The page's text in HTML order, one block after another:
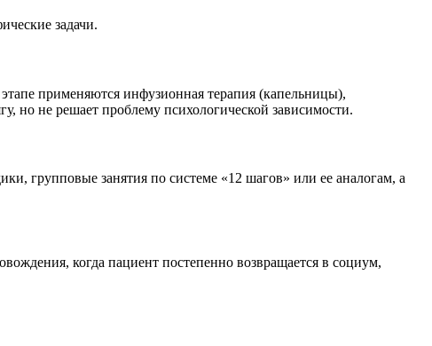
задачи.
применяются инфузионная терапия (капельницы),
но не решает проблему психологической зависимости.
групповые занятия по системе «12 шагов» или ее аналогам, а
когда пациент постепенно возвращается в социум,